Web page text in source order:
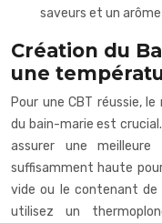
saveurs et un
Création du
une
Pour une CBT réussie,
du bain-marie est
assurer une
suffisamment haute
vide ou le contenant de
utilisez un